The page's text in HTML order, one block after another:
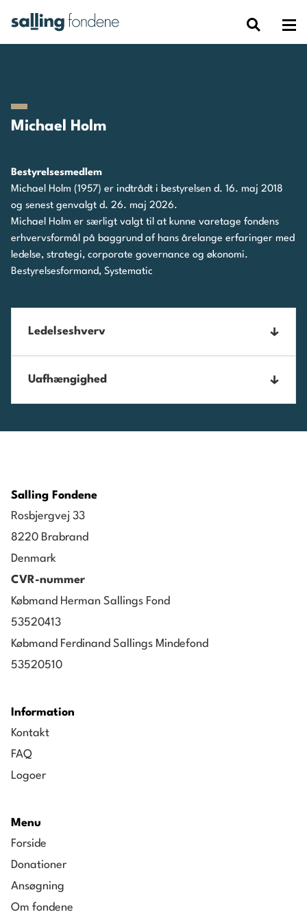
Michael Holm
Bestyrelsesmedlem
Michael Holm (1957) er indtrådt i bestyrelsen d. 16. maj 2018
og senest genvalgt d. 26. maj 2026.
Michael Holm er særligt valgt til at kunne varetage fondens
erhvervsformål på baggrund af hans årelange erfaringer med
ledelse, strategi, corporate governance og økonomi.
Bestyrelsesformand, Systematic
Ledelseshverv
Systematic A/S
Bestyrelsesmedlem:
AVK Holding A/S
Den Erhvervsdrivende Fond Bellevue-Hallerne
Water Valley Denmark
Xailguard A/S
KØBENHAVNS LUFTHAVNE A/S.
Direktion:
Systematic Holding ApS
Park Allé 1 ApS
Delta 2 ApS
Uafhængighed
Salling Fondene
Rosbjergvej 33
8220 Brabrand
Denmark
CVR-nummer
Købmand Herman Sallings Fond
53520413
Købmand Ferdinand Sallings Mindefond
53520510
Information
Kontakt
FAQ
Logoer
Menu
Forside
Donationer
Ansøgning
Om fondene